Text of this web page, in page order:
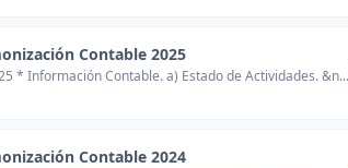
Contable 2025
* Información Contable. a) Estado de Actividades. &n...
Contable 2024